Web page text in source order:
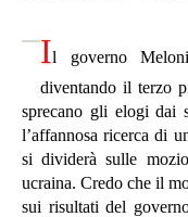
Il governo
diventando il terzo
sprecano gli elogi dai
l’affannosa ricerca di
si dividerà sulle
ucraina. Credo che il
sui risultati del